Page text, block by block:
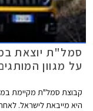
סמל"ת יוצאת
על מגוון
קבוצת סמל"ת מקיימת
היא מייבאת לישראל.